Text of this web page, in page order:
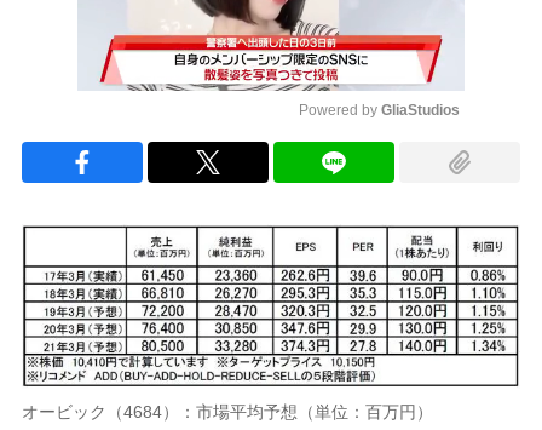
Powered by GliaStudios
オービック（4684）：市場平均予想（単位：百万円）